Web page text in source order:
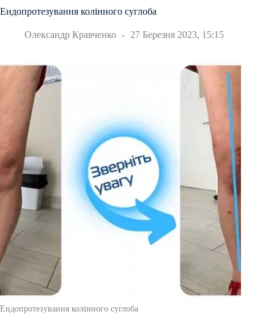
Ендопротезування колінного суглоба
Олександр Кравченко 27 Березня 2023, 15:15
Ендопротезування колінного суглоба